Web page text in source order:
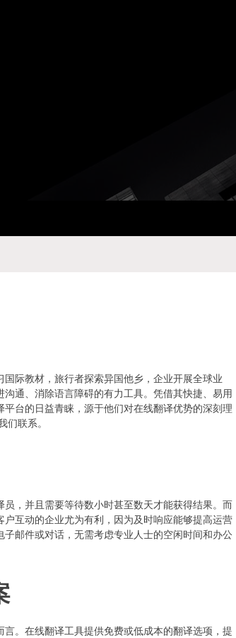
际教材，旅行者探索异国他乡，企业开展全球业
通、消除语言障碍的有力工具。凭借其快捷、易用
台的日益青睐，源于他们对在线翻译优势的深刻理
们联系。
，并且需要等待数小时甚至数天才能获得结果。而
互动的企业尤为有利，因为及时响应能够提高运营
邮件或对话，无需考虑专业人士的空闲时间和办公
。在线翻译工具提供免费或低成本的翻译选项，提